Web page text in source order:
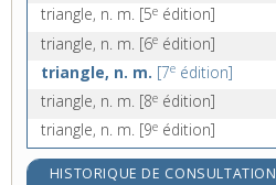
triangle, n. m. [5e édition]
triangle, n. m. [6e édition]
triangle, n. m. [7e édition]
triangle, n. m. [8e édition]
triangle, n. m. [9e édition]
HISTORIQUE DE CONSULTATION